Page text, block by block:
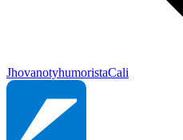
JhovanotyhumoristaCali